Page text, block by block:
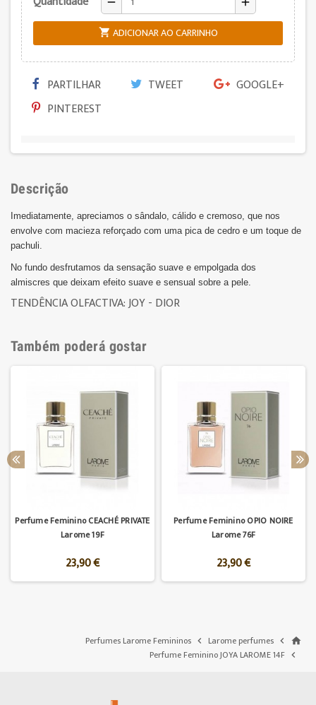
 ADICIONAR AO CARRINHO
PARTILHAR TWEET
GOOGLE+
PINTEREST
Descrição
Imediatamente, apreciamos o sândalo, cálido e cremoso, que nos
envolve com macieza reforçado com uma pica de cedro e um toque de
pachuli.
No fundo desfrutamos da sensação suave e empolgada dos
almiscres que deixam efeito suave e sensual sobre a pele.
TENDÊNCIA OLFACTIVA: JOY - DIOR
Também poderá gostar
Perfume Feminino CEACHÉ PRIVATE
Larome 19F
23,90 €
Perfume Feminino OPIO NOIRE
Larome 76F
23,90 €
home

Larome perfumes

Perfumes Larome Femininos

Perfume Feminino JOYA LAROME 14F